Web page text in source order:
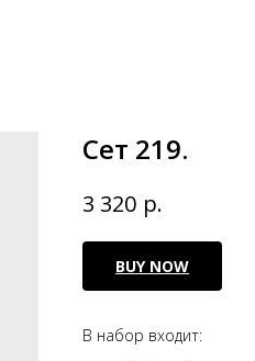
Сет 219.
3 320 р.
BUY NOW
В набор входит: